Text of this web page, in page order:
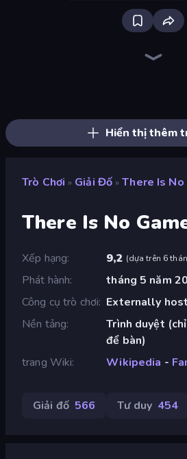
Hiển thị thêm
Trò Chơi » Giải Đố » There Is No
There Is No
Xếp hạng 9,2 (dựa trên 6
Phát hành
tháng 5 năm
Công cụ trò chơi Externally
Nền tảng
Trình duyệt
để bàn)
trang Wiki
Wikipedia -
Giải đố 566 Tư duy 454